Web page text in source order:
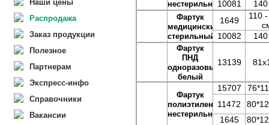
Наши цены
Распродажа
Заказ продукции
Полезное
Партнерам
Экспресс-инфо
Справочники
Вакансии
нестерильный10081
Фартук
медицинский
стерильный
1649
110
10082
Фартук
ПНД
одноразовый
белый
13139
Фартук
полиэтиленовый
нестерильный
15707
11472
1645